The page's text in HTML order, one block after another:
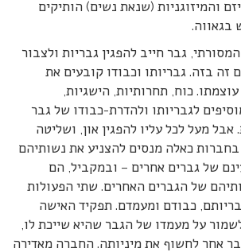
והמיזוגניות (שנאת נשים) הותיקים
בגאווה.
גבר חייב להפגין גבריות ולצבור
זה בזה. גבריותו וכבודו קובעים את
כוח, תחרותיות, הישגיות,
לגבריותו ולהדרת-כבודו של גבר
מעל לכל עליו להפגין און, ושליטה
בחברות כאלה מנסים להצניע את נשותיהם
של גברים אחרים – ובמקביל, הם
של הגברים האחרים. שתי הפעולות
כבודם ומעמדם. תפקיד האישה
על מעמדו של הגבר שהיא שייכת לו,
אחר לחשוף את מיניותה. החברה מאדירה